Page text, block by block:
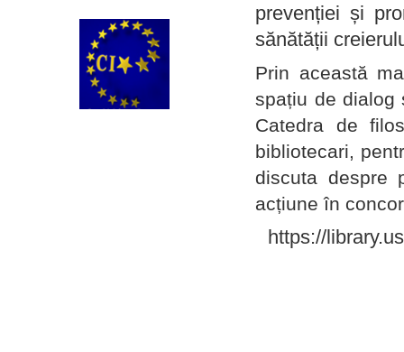
prevenției și
sănătății
Prin această
spațiu de dialog
Catedra de
bibliotecari,
discuta despre
acțiune în
https://